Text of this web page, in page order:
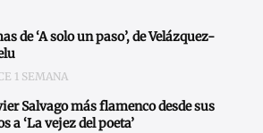
de ‘A solo un paso’, de Velázquez-
1 SEMANA
Salvago más flamenco desde sus
a ‘La vejez del poeta’